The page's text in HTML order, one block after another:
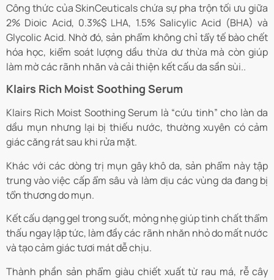
Công thức của SkinCeuticals chứa sự pha trộn tối ưu giữa
2% Dioic Acid, 0.3%$ LHA, 1.5% Salicylic Acid (BHA) và
Glycolic Acid. Nhờ đó, sản phẩm không chỉ tẩy tế bào chết
hóa học, kiểm soát lượng dầu thừa dư thừa mà còn giúp
làm mờ các rãnh nhăn và cải thiện kết cấu da sần sùi..
Klairs Rich Moist Soothing Serum
Klairs Rich Moist Soothing Serum là “cứu tinh” cho làn da
dầu mụn nhưng lại bị thiếu nước, thường xuyên có cảm
giác căng rát sau khi rửa mặt.
Khác với các dòng trị mụn gây khô da, sản phẩm này tập
trung vào việc cấp ẩm sâu và làm dịu các vùng da đang bị
tổn thương do mụn.
Kết cấu dạng gel trong suốt, mỏng nhẹ giúp tinh chất thẩm
thấu ngay lập tức, làm đầy các rãnh nhăn nhỏ do mất nước
và tạo cảm giác tươi mát dễ chịu.
Thành phần sản phẩm giàu chiết xuất từ rau má, rễ cây